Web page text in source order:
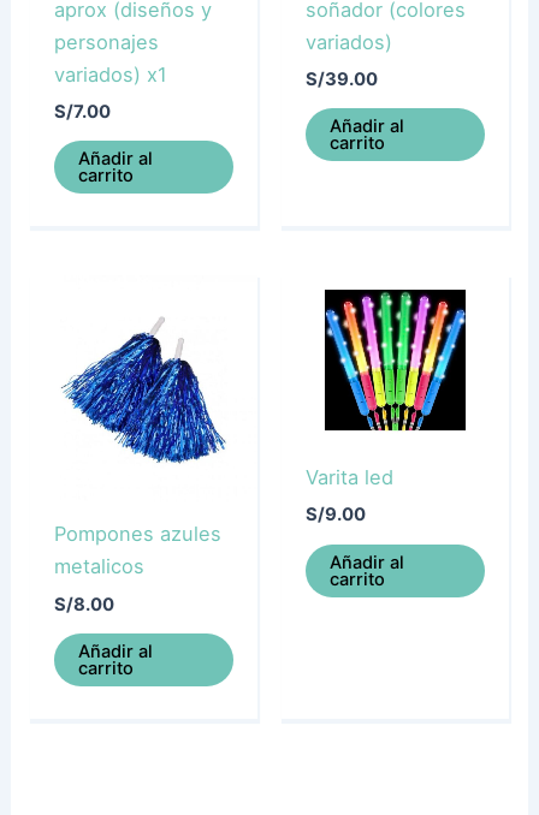
aprox (diseños y
personajes
variados) x1
S/7.00
Añadir al
carrito
soñador (colores
variados)
S/39.00
Añadir al
carrito
Pompones azules
metalicos
S/8.00
Añadir al
carrito
Varita led
S/9.00
Añadir al
carrito